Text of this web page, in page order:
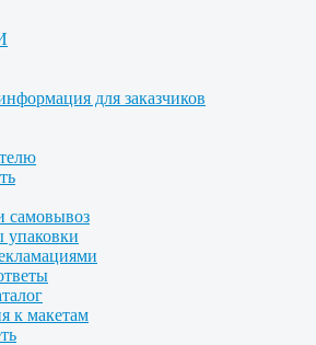
для заказчиков
самовывоз
упаковки
к макетам